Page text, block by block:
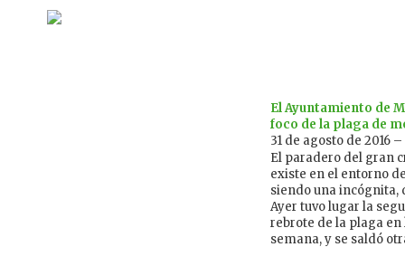
El Ayuntamiento de
foco de la plaga de
31 de agosto de 2016 –
El paradero del gran
existe en el entorno
siendo una incógnita,
Ayer tuvo lugar la
rebrote de la plaga
semana, y se saldó